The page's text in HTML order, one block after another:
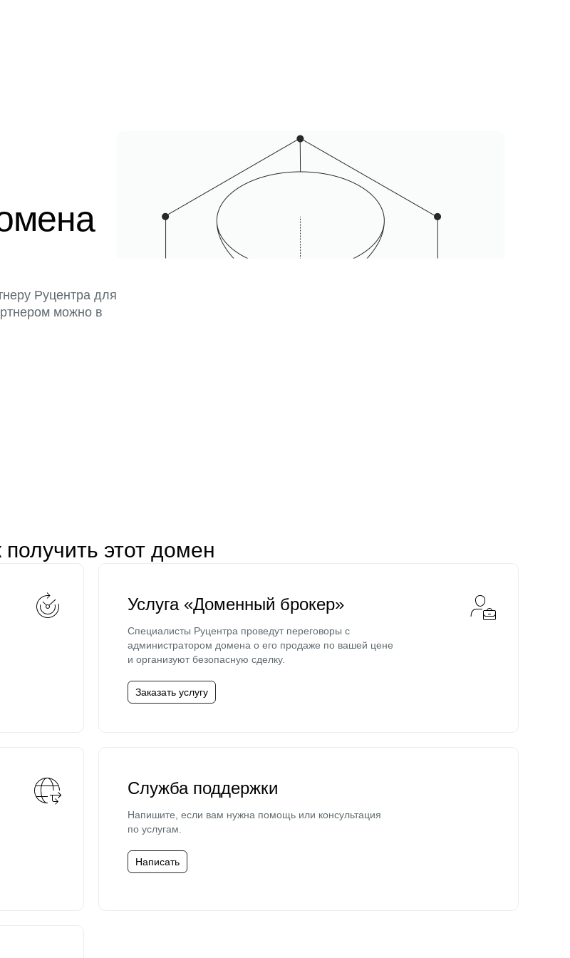
Руцентра для
можно в
получить этот домен
Услуга «Доменный брокер»
Специалисты Руцентра проведут переговоры с
администратором домена о его продаже по вашей цене
и организуют безопасную сделку.
Заказать услугу
Служба поддержки
Напишите, если вам нужна помощь или консультация
по услугам.
Написать